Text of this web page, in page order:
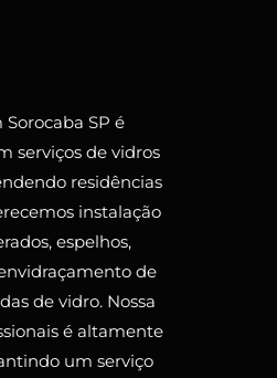
SP é
serviços de vidros
residências
instalação
espelhos,
de
de vidro. Nossa
é altamente
um serviço